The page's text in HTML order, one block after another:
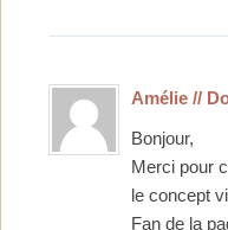
Amélie //
Bonjour,
Merci pour
le concept
Fan de la